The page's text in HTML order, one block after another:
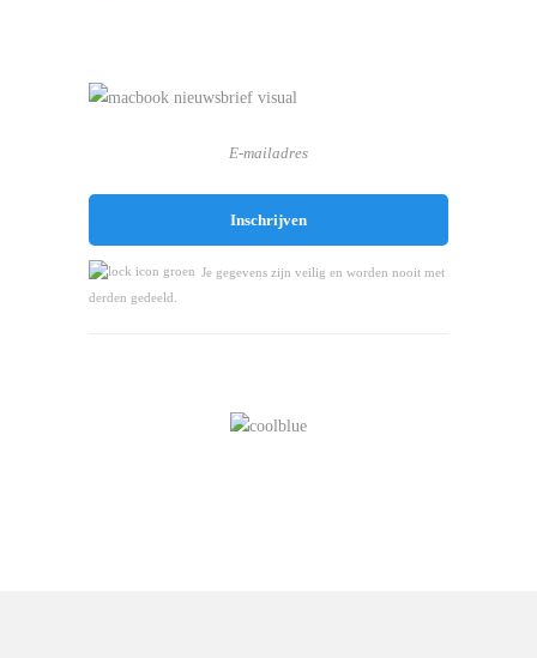
Je gegevens zijn veilig en worden nooit met
derden gedeeld.